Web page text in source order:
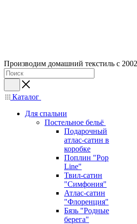
Производим домашний текстиль с
Каталог
Для спальни
Постельное бельё
Подарочный
атлас-сатин в
коробке
Поплин "Pop
Line"
Твил-сатин
"Симфония"
Атлас-сатин
"Флоренция"
Бязь "Родные
берега"